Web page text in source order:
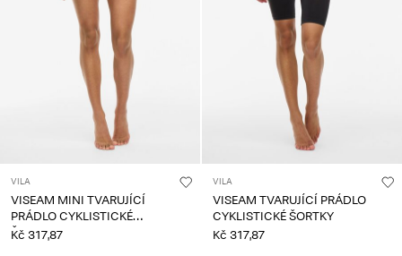
VILA
VISEAM MINI TVARUJÍCÍ
PRÁDLO CYKLISTICKÉ
ŠORTKY
Kč 317,87
VILA
VISEAM TVARUJÍCÍ PRÁDLO
CYKLISTICKÉ ŠORTKY
Kč 317,87